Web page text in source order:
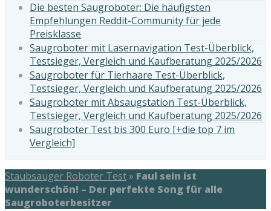
Die besten Saugroboter: Die häufigsten
Empfehlungen Reddit-Community für jede
Preisklasse
Saugroboter mit Lasernavigation Test-Überblick,
Testsieger, Vergleich und Kaufberatung 2025/2026
Saugroboter für Tierhaare Test-Überblick,
Testsieger, Vergleich und Kaufberatung 2025/2026
Saugroboter mit Absaugstation Test-Überblick,
Testsieger, Vergleich und Kaufberatung 2025/2026
Saugroboter Test bis 300 Euro [+die top 7 im
Vergleich]
Staubsauger Roboter Test» Faul sein ist
wunderschön! – Der perfekte Song für alle
Saugroboterbesitzer